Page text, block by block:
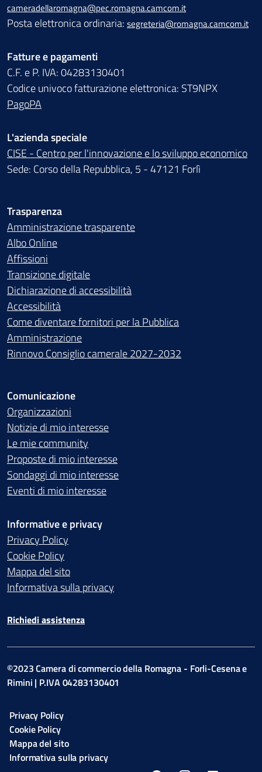
cameradellaromagna@pec.romagna.camcom.it
Posta elettronica ordinaria: segreteria@romagna.camcom.it
Fatture e pagamenti
C.F. e P. IVA: 04283130401
Codice univoco fatturazione elettronica: ST9NPX
PagoPA
L'azienda speciale
CISE - Centro per l'innovazione e lo sviluppo economico
Sede: Corso della Repubblica, 5 - 47121 Forlì
Trasparenza
Amministrazione trasparente
Albo Online
Affissioni
Transizione digitale
Dichiarazione di accessibilità
Accessibilità
Come diventare fornitori per la Pubblica
Amministrazione
Rinnovo Consiglio camerale 2027-2032
Comunicazione
Organizzazioni
Notizie di mio interesse
Le mie community
Proposte di mio interesse
Sondaggi di mio interesse
Eventi di mio interesse
Informative e privacy
Privacy Policy
Cookie Policy
Mappa del sito
Informativa sulla privacy
Richiedi assistenza
©2023 Camera di commercio della Romagna - Forli-Cesena e
Rimini | P.IVA 04283130401
Privacy Policy
Cookie Policy
Mappa del sito
Informativa sulla privacy